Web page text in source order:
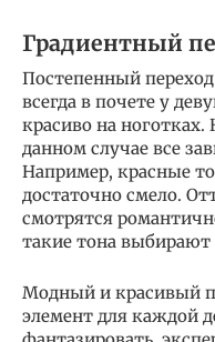
Градиентный
Постепенный
всегда в почете у
красиво на ноготках.
данном случае все
Например, красные
достаточно смело.
смотрятся
такие тона выбирают
Модный и красивый
элемент для каждой